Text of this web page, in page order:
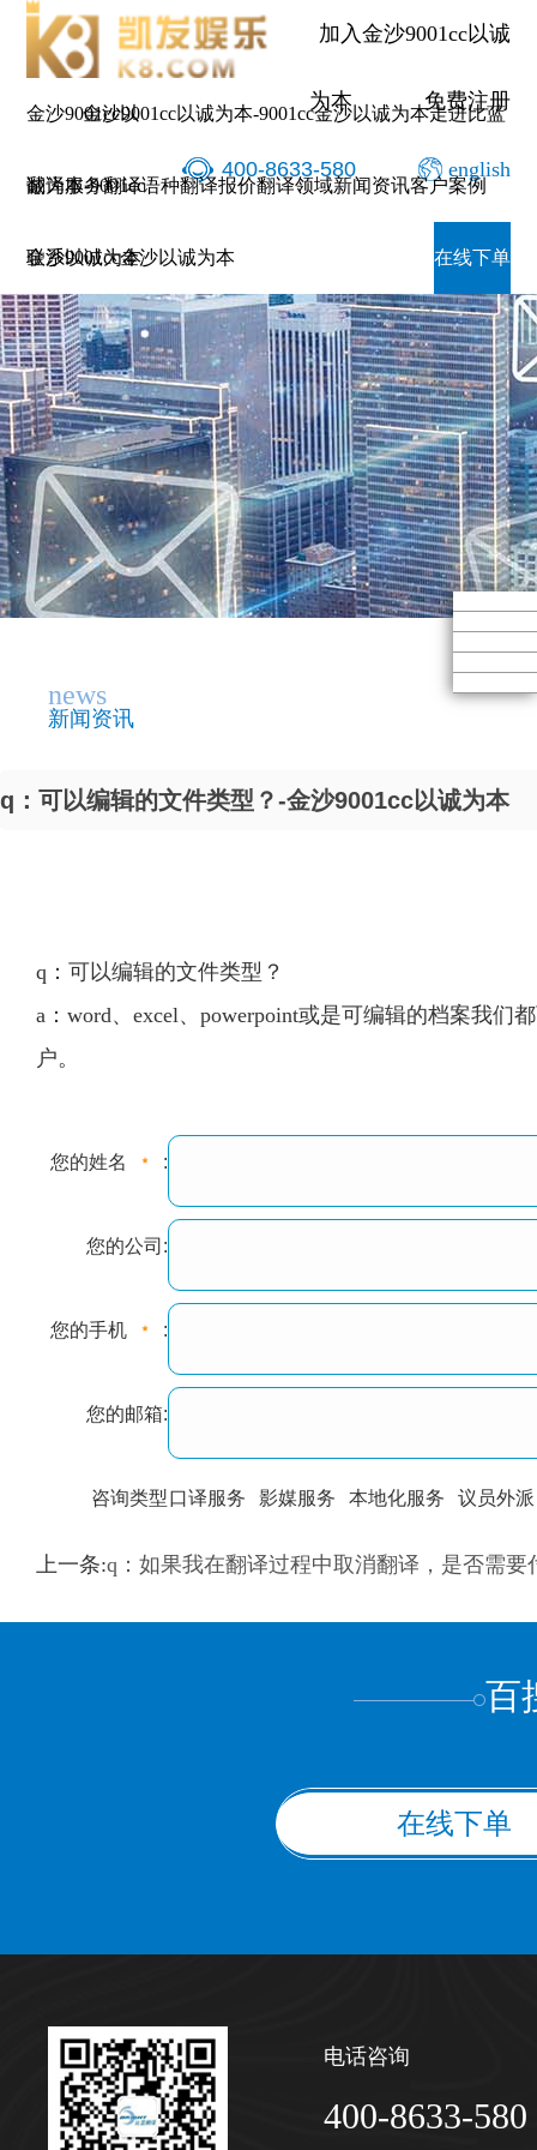
加入金沙9001cc以诚
为本 免费注册
400-8633-580 english
金沙9001cc以
诚为本-9001cc
金沙以诚为本
金沙9001cc以诚为本-9001cc金沙以诚为本走进比蓝
翻译服务翻译语种翻译报价翻译领域新闻资讯客户案例
联系9001cc金沙以诚为本 在线下单
news
新闻资讯
q：可以编辑的文件类型？-金沙9001cc以诚为本
q：可以编辑的文件类型？
a：word、excel、powerpoint或是可编辑的档案我
户。
您的姓名 :
您的公司:
您的手机 :
您的邮箱:
咨询类型口译服务 影媒服务 本地化服务 议员外派
训翻译 标准级 专业级 出版级 证件内容
上一条:q：如果我在翻译过程中取消翻译，是否需要
百
在线下单
电话咨询
400-8633-580